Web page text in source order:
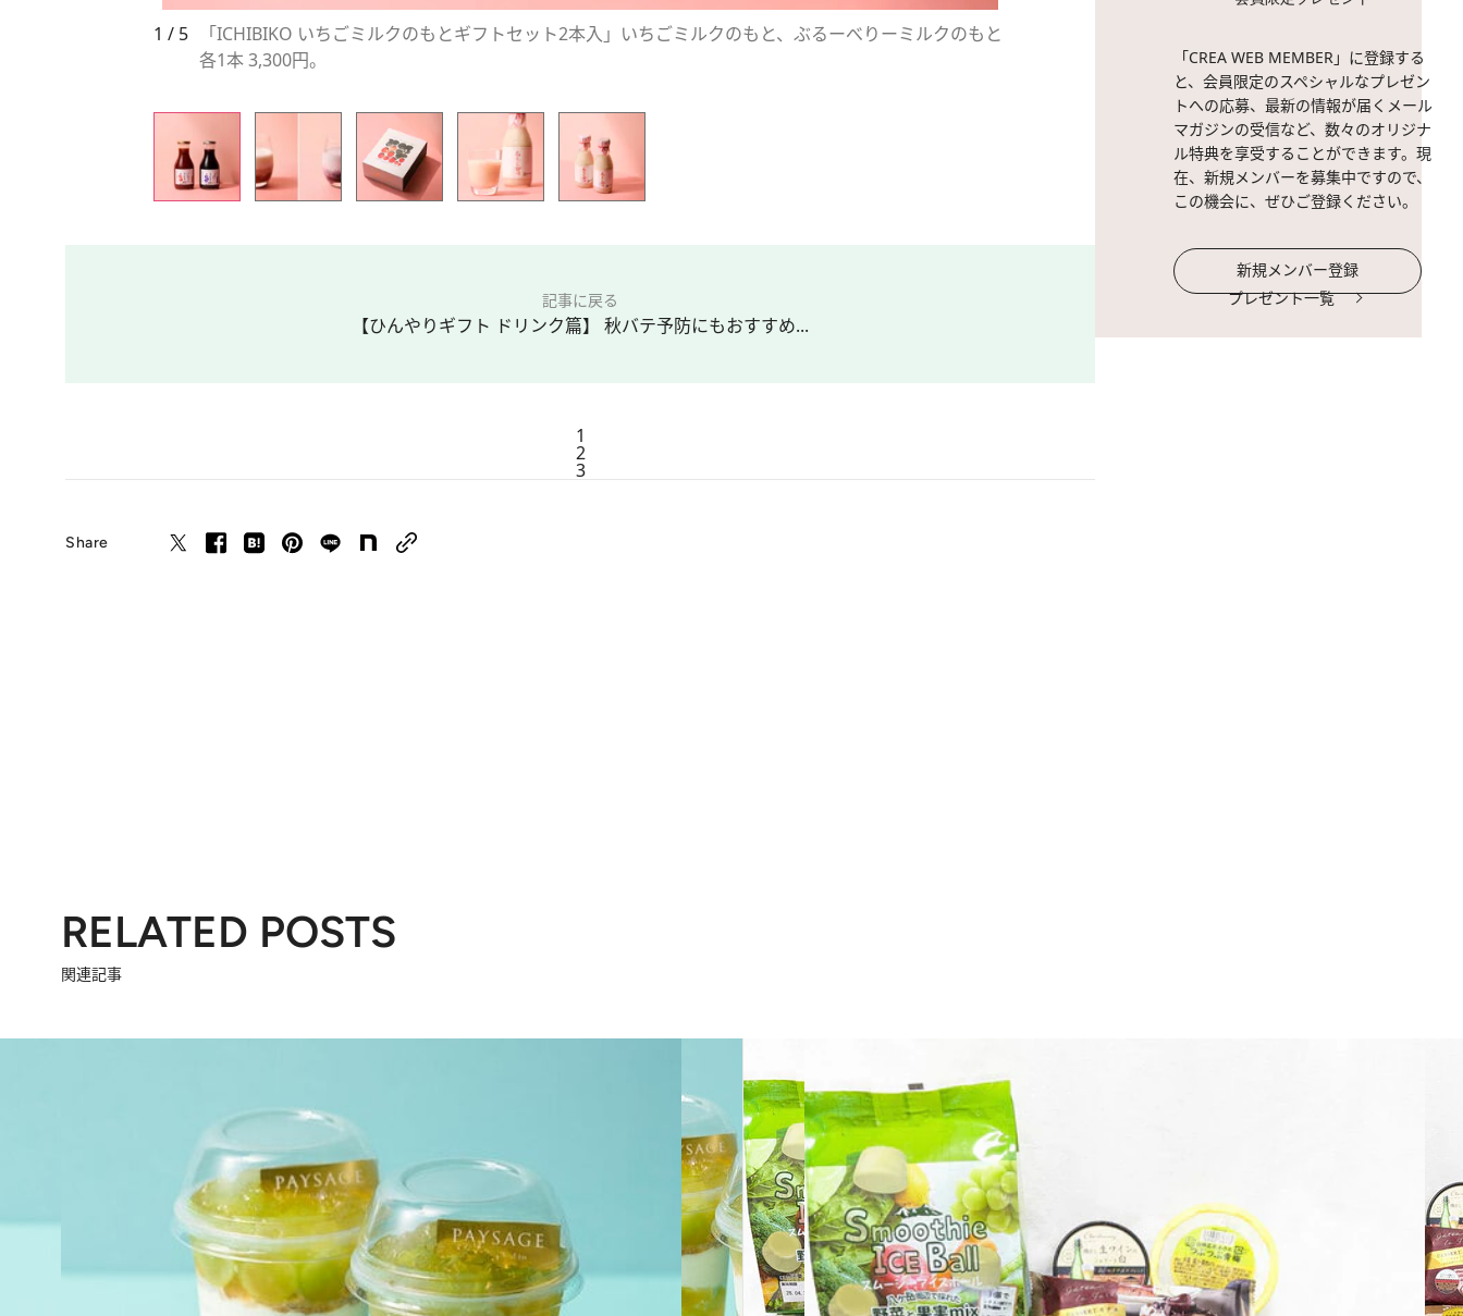
1 / 5
「ICHIBIKO いちごミルクのもとギフトセット2本入」いちごミルクのもと、ぶるーべりーミルクのもと
各1本 3,300円。
記事に戻る
【ひんやりギフト ドリンク篇】 秋バテ予防にもおすすめ...
1
2
3
Share
「CREA WEB MEMBER」に登録する
と、会員限定のスペシャルなプレゼン
トへの応募、最新の情報が届くメール
マガジンの受信など、数々のオリジナ
ル特典を享受することができます。現
在、新規メンバーを募集中ですので、
この機会に、ぜひご登録ください。
新規メンバー登録
プレゼント一覧
RELATED POSTS
関連記事